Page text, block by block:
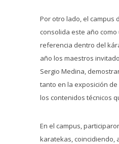
Por otro lado, el campus
consolida este año
referencia dentro del
año los maestros
Sergio Medina,
tanto en la exposición
los contenidos técnicos
En el campus,
karatekas, coincidiendo,